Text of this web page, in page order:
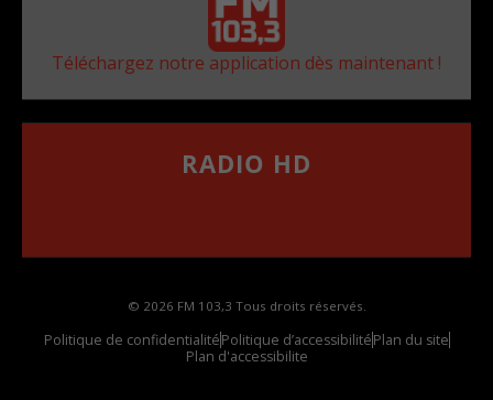
Téléchargez notre application dès maintenant !
RADIO HD
© 2026 FM 103,3 Tous droits réservés.
Politique de confidentialitéPolitique d’accessibilitéPlan du site
Plan d'accessibilite